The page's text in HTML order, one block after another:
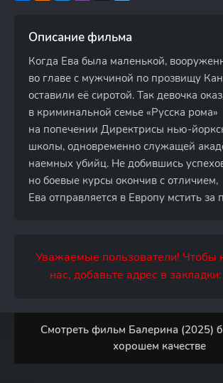
Описание фильма
Когда Ева была маленькой,
во главе с мужчиной по прозвищу
оставили её сиротой. Так девочка
в криминальной семье «Русска рома»
на попечении Директрисы нью-
школы, одновременно служащей
наемных убийц. Не добившись
но боевые курсы окончив с отличием,
Ева отправляется в Европу мстить за
Уважаемые пользователи! Чтобы
нас, добавьте адрес в
Смотреть фильм Балерина (2025)
хорошем качестве